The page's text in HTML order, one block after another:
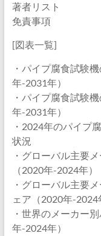
著者リスト
免責事項
[図表一覧]
・パイプ腐食試験
年-2031年）
・パイプ腐食試験
年-2031年）
・2024年のパイプ
状況
・グローバル主要
（2020年-2024年）
・グローバル主要
ェア（2020年-2024
・世界のメーカー
年-2024年）